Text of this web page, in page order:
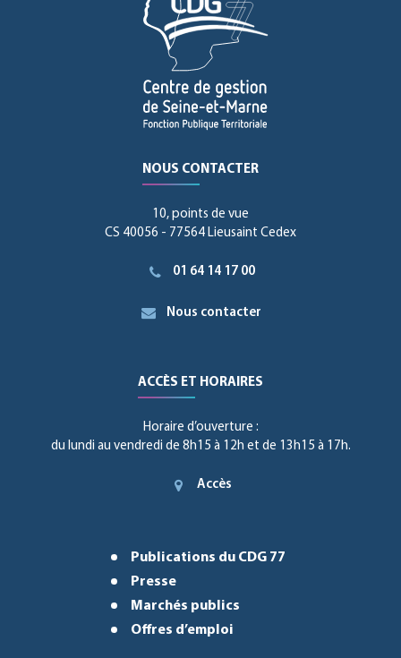
NOUS CONTACTER
10, points de vue
CS 40056 - 77564 Lieusaint Cedex
01 64 14 17 00
Nous contacter
ACCÈS ET HORAIRES
Horaire d’ouverture :
du lundi au vendredi de 8h15 à 12h et de 13h15 à 17h.
Accès
Publications du CDG 77
Presse
Marchés publics
Offres d’emploi